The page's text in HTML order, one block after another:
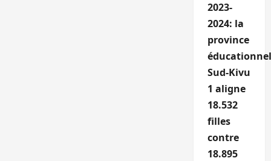
2023-
2024: la
province
Sud-Kivu
1 aligne
18.532
filles
contre
18.895